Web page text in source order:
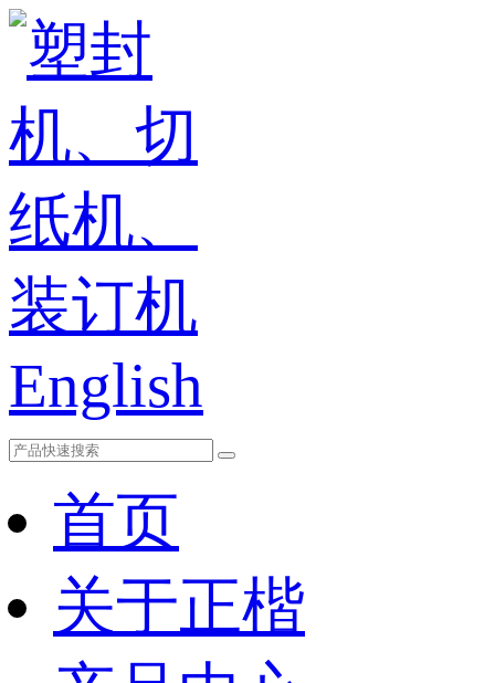
English
首页
关于正楷